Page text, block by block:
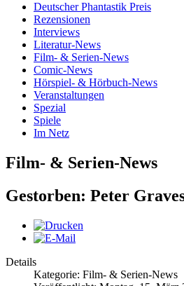
Deutscher Phantastik Preis
Rezensionen
Interviews
Literatur-News
Film- & Serien-News
Comic-News
Hörspiel- & Hörbuch-News
Veranstaltungen
Spezial
Spiele
Im Netz
Film- & Serien-News
Gestorben: Peter
Details
Kategorie: Film- & Serien-News